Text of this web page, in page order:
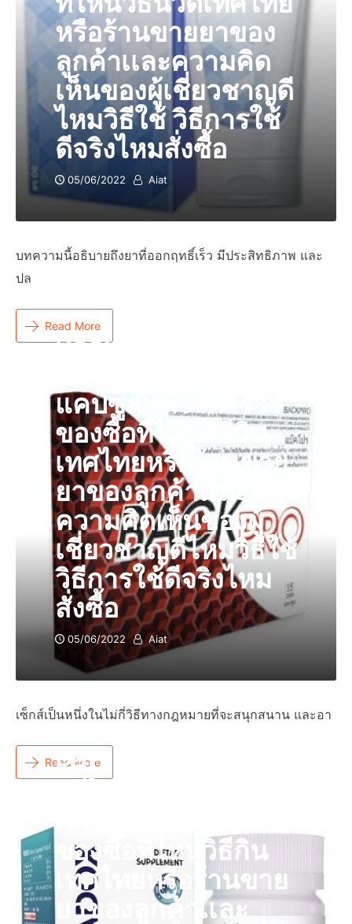
หรือร้านขายยาของ
ลูกค้าเเละความคิด
เห็นของผู้เชี่ยวชาญดี
ไหมวิธีใช้ วิธีการใช้
ดีจริงไหมสั่งซื้อ
05/06/2022 Aiat
บทความนี้อธิบายถึงยาที่ออกฤทธิ์เร็ว มีประสิทธิภาพ และ
ปล
Read More
Back Pro คืออะไร
แคปซูลแท้ราคารีวิว
ของซื้อที่ไหนวิธีกิน
เทศไทยหรือร้านขาย
ยาของลูกค้าเเละ
ความคิดเห็นของผู้
เชี่ยวชาญดีไหมวิธีใช้
วิธีการใช้ดีจริงไหม
สั่งซื้อ
05/06/2022 Aiat
เซ็กส์เป็นหนึ่งในไม่กี่วิธีทางกฎหมายที่จะสนุกสนาน และอา
Read More
Paradox คืออะไร
ของซื้อที่ไหนวิธีกิน
เทศไทยหรือร้านขาย
ยาของลูกค้าเเละ